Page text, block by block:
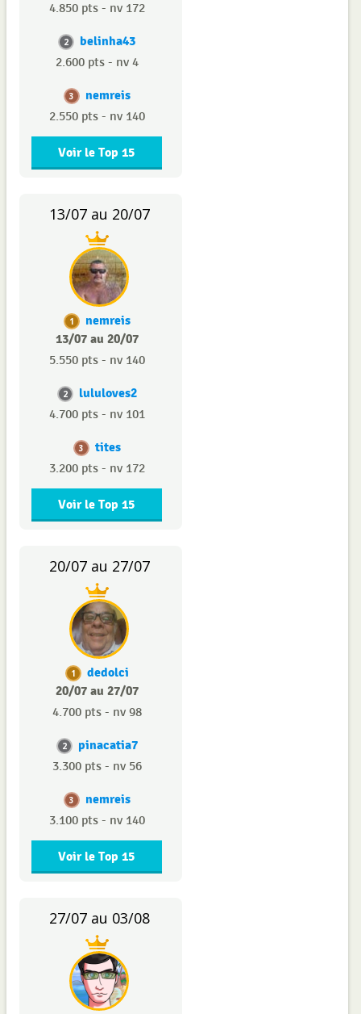
4.850 pts - nv 172
2 belinha43
2.600 pts - nv 4
3 nemreis
2.550 pts - nv 140
Voir le Top 15
13/07 au 20/07
1
nemreis
13/07 au 20/07
5.550 pts - nv 140
2 lululoves2
4.700 pts - nv 101
3 tites
3.200 pts - nv 172
Voir le Top 15
20/07 au 27/07
1
dedolci
20/07 au 27/07
4.700 pts - nv 98
2 pinacatia7
3.300 pts - nv 56
3 nemreis
3.100 pts - nv 140
Voir le Top 15
27/07 au 03/08